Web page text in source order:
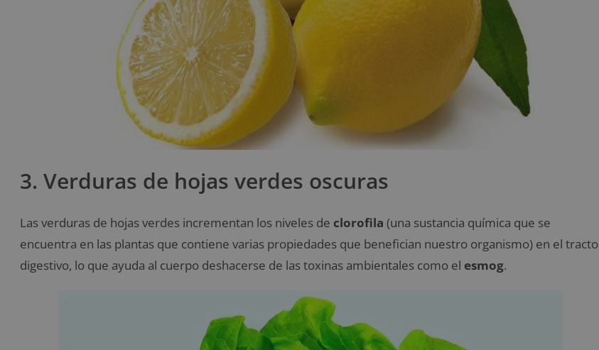
3. Verduras de hojas verdes oscuras
Las verduras de hojas verdes incrementan los niveles de clorofila (una sustancia química que se
encuentra en las plantas que contiene varias propiedades que benefician nuestro organismo) en el tracto
digestivo, lo que ayuda al cuerpo deshacerse de las toxinas ambientales como el esmog.